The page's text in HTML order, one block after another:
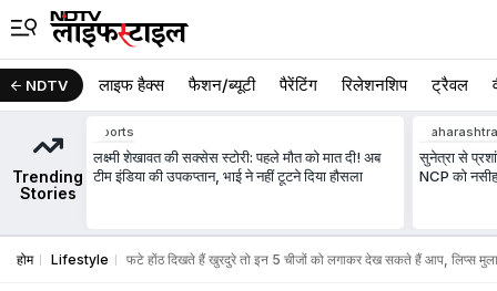
NDTV लाइफ हैक्स फैशन/ब्‍यूटी पैरेंटिंग रिलेशनशिप ट्रैवल
Trending
Stories
Sports
लक्ष्मी शेखावत की सक्‍सेस स्‍टोरी: पहले मौत को मात दी! अब
टीम इंडिया की उपकप्तान, भाई ने नहीं टूटने दिया हौसला
Maharashtra
सुनेत्रा से
NCP को
होम Lifestyle फटे होंठ दिखते हैं खुरदुरे तो इन 5 चीजों को लगाकर देख सकते हैं आप, लिप्स